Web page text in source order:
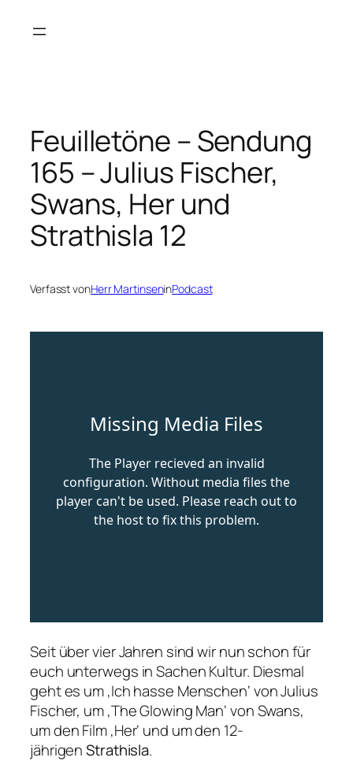
Inhalt
Feuilletöne – Sendung
165 – Julius Fischer,
Swans, Her und
Strathisla 12
Verfasst vonHerr MartinseninPodcast
Seit über vier Jahren sind wir nun schon für
euch unterwegs in Sachen Kultur. Diesmal
geht es um ‚Ich hasse Menschen‘ von Julius
Fischer, um ‚The Glowing Man‘ von Swans,
um den Film ‚Her‘ und um den 12-
jährigenStrathisla.